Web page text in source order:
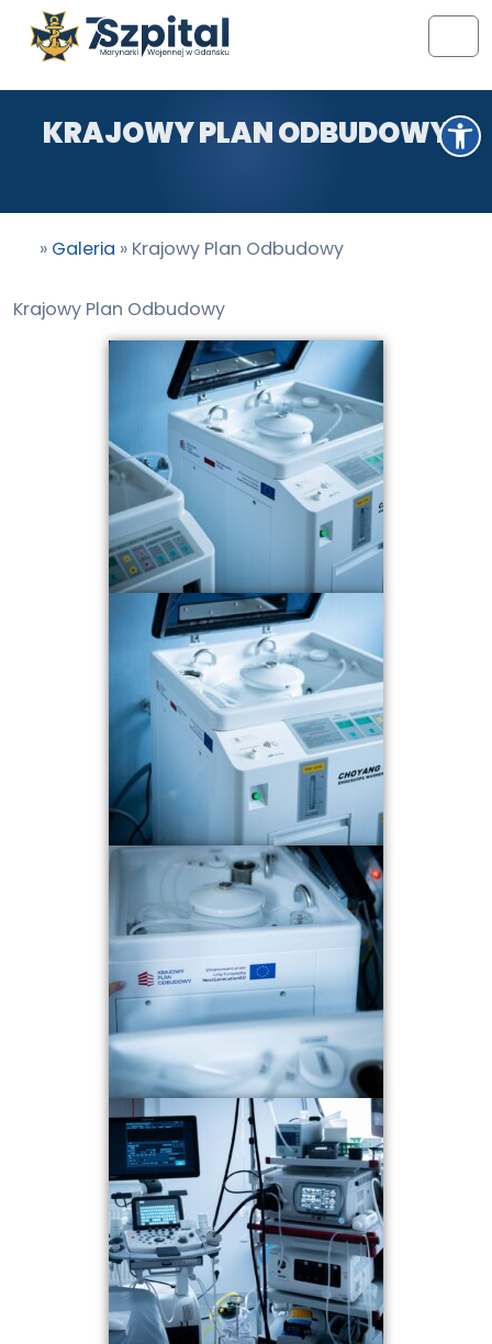
Otwórz pasek narzędzi
Przejdź do treści
Przejdź do stopki
KRAJOWY PLAN ODBUDOWY
» Galeria » Krajowy Plan Odbudowy
Krajowy Plan Odbudowy